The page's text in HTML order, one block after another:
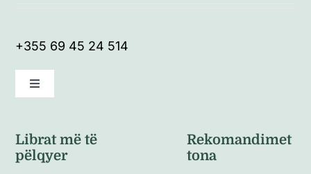
+355 69 45 24 514
Toggle
Politikat e kthimeve
Librat më të
pëlqyer
Rekomandimet
tona